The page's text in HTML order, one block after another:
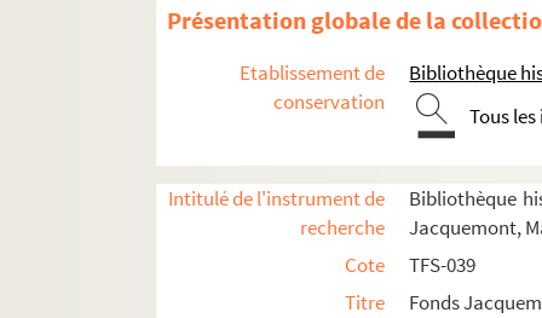
Présentation globale de la
Etablissement de
conservation
Bibliothèque
Tous
Intitulé de l'instrument de
recherche
Bibliothèque
Jacquemont,
Cote
TFS-039
Titre
Fonds
Acteur
Directeur de théâtre, de festivals, de
Spectateur
Documentation